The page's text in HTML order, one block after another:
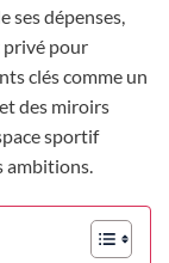
ses dépenses,
privé pour
clés comme un
des miroirs
sportif
ambitions.